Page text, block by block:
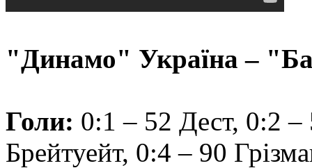
"Динамо" Україна –
Голи: 0:1 – 52 Дест, 0:2 –
Брейтуейт, 0:4 – 90